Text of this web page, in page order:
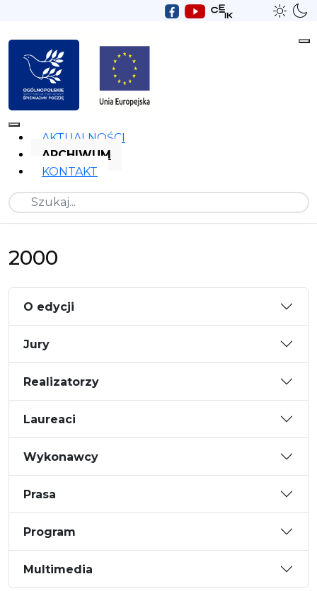
AKTUALNOŚCI
ARCHIWUM
KONTAKT
Szukaj
2000
O edycji
Jury
Realizatorzy
Laureaci
Wykonawcy
Prasa
Program
Multimedia